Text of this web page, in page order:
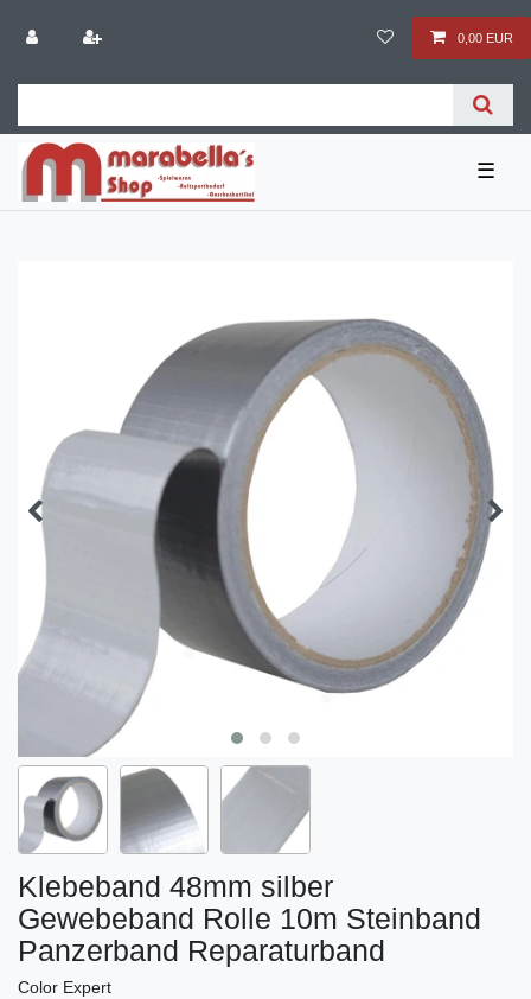
0,00 EUR
☰
Klebeband 48mm silber
Gewebeband Rolle 10m Steinband
Panzerband Reparaturband
Color Expert